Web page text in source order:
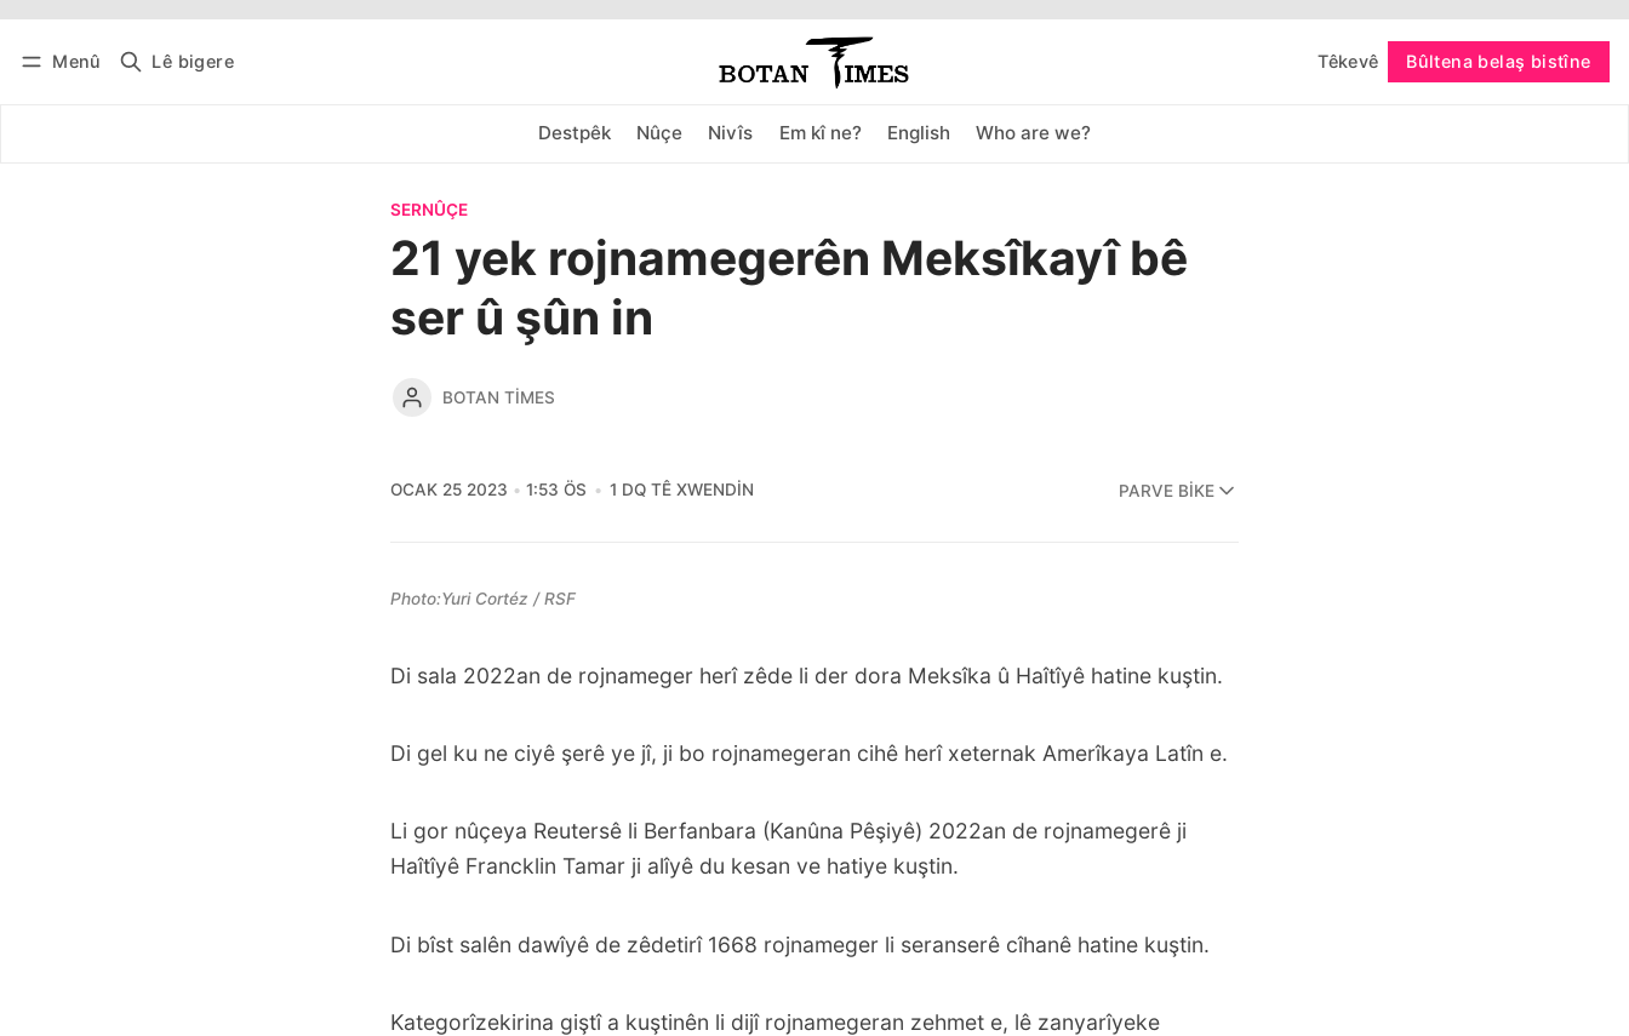
Menû Lê bigere Têkevê Bûltena belaş bistîne
Destpêk Nûçe Nivîs Em kî ne? English Who are we?
Têkevê Bûltena belaş bistîne bişopîne
SERNÛÇE
21 yek rojnamegerên Meksîkayî bê
ser û şûn in
BOTAN TIMES
OCAK 25 2023 1:53 ÖS 1 DQ TÊ XWENDIN PARVE BIKE
Photo:Yuri Cortéz / RSF
Di sala 2022an de rojnameger herî zêde li der dora Meksîka û Haîtîyê hatine kuştin.
Di gel ku ne ciyê şerê ye jî, ji bo rojnamegeran cihê herî xeternak Amerîkaya Latîn e.
Li gor nûçeya Reutersê li Berfanbara (Kanûna Pêşiyê) 2022an de rojnamegerê ji
Haîtîyê Francklin Tamar ji alîyê du kesan ve hatiye kuştin.
Di bîst salên dawîyê de zêdetirî 1668 rojnameger li seranserê cîhanê hatine kuştin.
Kategorîzekirina giştî a kuştinên li dijî rojnamegeran zehmet e, lê zanyarîyeke